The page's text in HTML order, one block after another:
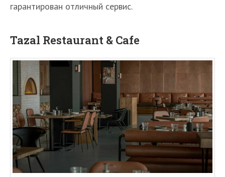
гарантирован отличный сервис.
Tazal Restaurant & Cafe